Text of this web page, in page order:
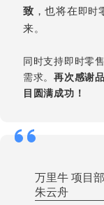
致 ，也将在 即时
来 。
同时支持即时零
需求。再次感谢
目圆满成功！
万里牛 项目
朱云舟